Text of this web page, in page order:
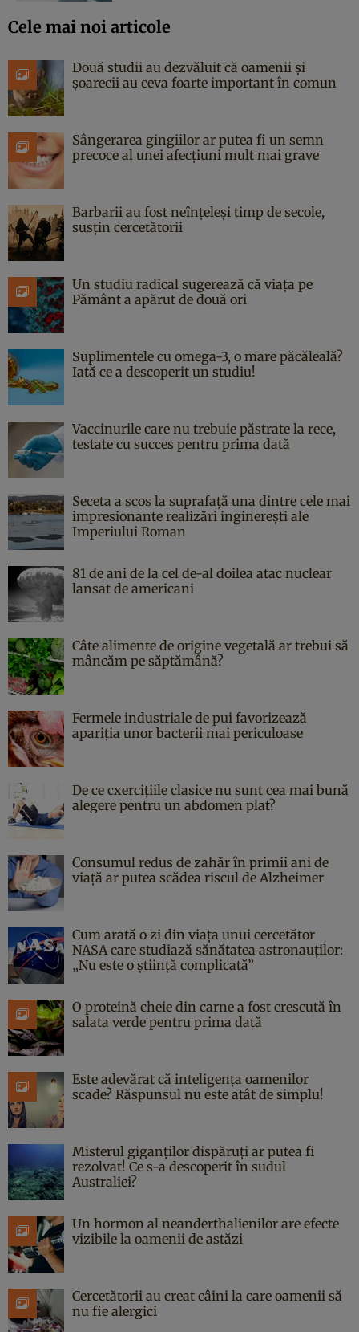
Cele mai noi articole
Două studii au dezvăluit că oamenii și
șoarecii au ceva foarte important în comun
Sângerarea gingiilor ar putea fi un semn
precoce al unei afecțiuni mult mai grave
Barbarii au fost neînțeleși timp de secole,
susțin cercetătorii
Un studiu radical sugerează că viața pe
Pământ a apărut de două ori
Suplimentele cu omega-3, o mare păcăleală?
Iată ce a descoperit un studiu!
Vaccinurile care nu trebuie păstrate la rece,
testate cu succes pentru prima dată
Seceta a scos la suprafață una dintre cele mai
impresionante realizări inginerești ale
Imperiului Roman
81 de ani de la cel de-al doilea atac nuclear
lansat de americani
Câte alimente de origine vegetală ar trebui să
mâncăm pe săptămână?
Fermele industriale de pui favorizează
apariția unor bacterii mai periculoase
De ce cxercițiile clasice nu sunt cea mai bună
alegere pentru un abdomen plat?
Consumul redus de zahăr în primii ani de
viață ar putea scădea riscul de Alzheimer
Cum arată o zi din viața unui cercetător
NASA care studiază sănătatea astronauților:
„Nu este o știință complicată”
O proteină cheie din carne a fost crescută în
salata verde pentru prima dată
Este adevărat că inteligența oamenilor
scade? Răspunsul nu este atât de simplu!
Misterul giganților dispăruți ar putea fi
rezolvat! Ce s-a descoperit în sudul
Australiei?
Un hormon al neanderthalienilor are efecte
vizibile la oamenii de astăzi
Cercetătorii au creat câini la care oamenii să
nu fie alergici